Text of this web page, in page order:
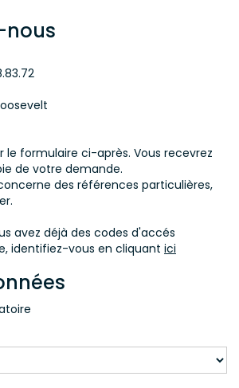
CARRIERE
NOTRE AGENCE
ACTUALITÉS
le formulaire ci-après. Vous recevrez
de votre demande.
des références particulières,
avez déjà des codes d'accés
identifiez-vous en cliquant ici